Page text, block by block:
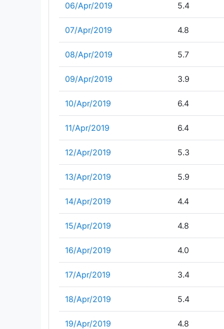
06/Apr/2019 5.4
07/Apr/2019 4.8
08/Apr/2019 5.7
09/Apr/2019 3.9
10/Apr/2019 6.4
11/Apr/2019 6.4
12/Apr/2019 5.3
13/Apr/2019 5.9
14/Apr/2019 4.4
15/Apr/2019 4.8
16/Apr/2019 4.0
17/Apr/2019 3.4
18/Apr/2019 5.4
19/Apr/2019 4.8